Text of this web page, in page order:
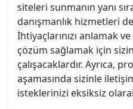
siteleri sunmanın yanı
danışmanlık hizmetleri
İhtiyaçlarınızı anlamak
çözüm sağlamak için
çalışacaklardır. Ayrıca,
aşamasında sizinle
isteklerinizi eksiksiz